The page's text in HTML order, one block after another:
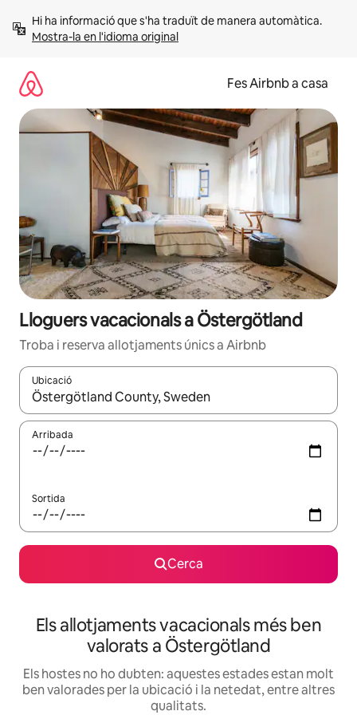
Mostra-la en l'idioma original
Fes Airbnb a casa
Lloguers vacacionals a Östergötland
Troba i reserva allotjaments únics a Airbnb
Ubicació
Quan els resultats estiguin disponibles, podràs navegar-hi a
Arribada
Sortida
Cerca
Els allotjaments vacacionals més ben
valorats a Östergötland
Els hostes no ho dubten: aquestes estades estan molt
ben valorades per la ubicació i la netedat, entre altres
qualitats.